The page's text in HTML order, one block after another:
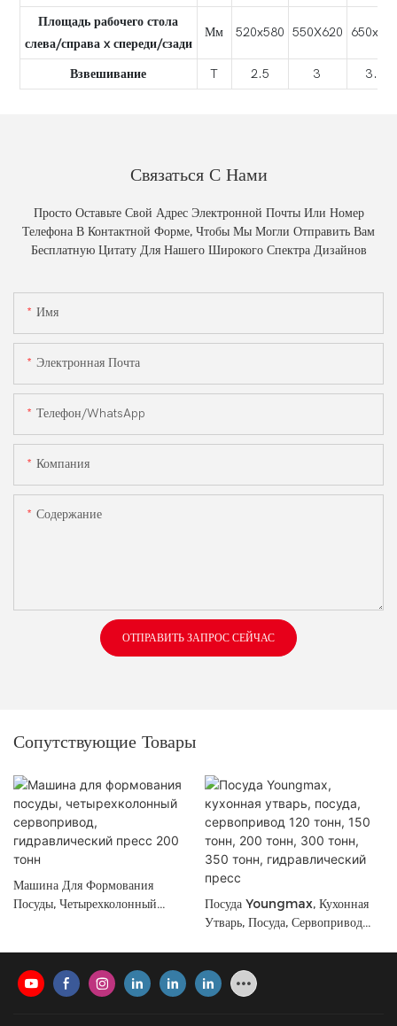
Площадь рабочего стола
слева/справа x спереди/сзади
Мм 520x580 550X620
Взвешивание T 2.5 3 3.5
Связаться С Нами
Просто Оставьте Свой Адрес Электронной Почты Или Номер
Телефона В Контактной Форме, Чтобы Мы Могли Отправить Вам
Бесплатную Цитату Для Нашего Широкого Спектра Дизайнов
Имя
Электронная Почта
Телефон/WhatsApp
Компания
Содержание
ОТПРАВИТЬ ЗАПРОС СЕЙЧАС
Сопутствующие Товары
Машина Для Формования
Посуды, Четырехколонный
Посуда Youngmax, Кухонная
Утварь, Посуда, Сервопривод
Гидравлический Пресс